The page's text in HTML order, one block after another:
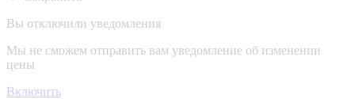
Вы отключили уведомления
Мы не сможем отправить вам уведомление об изменении
цены
Включить